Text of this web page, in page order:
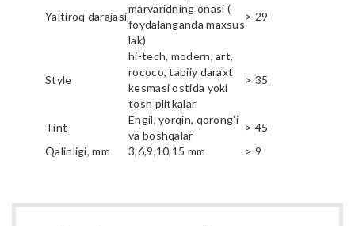
Yaltiroq darajasi
marvaridning onasi (
foydalanganda maxsus
lak)
> 29
Style
hi-tech, modern, art,
rococo, tabiiy daraxt
kesmasi ostida yoki
tosh plitkalar
> 35
Tint
Engil, yorqin, qorong'i
va boshqalar
> 45
Qalinligi, mm
3,6,9,10,15 mm > 9